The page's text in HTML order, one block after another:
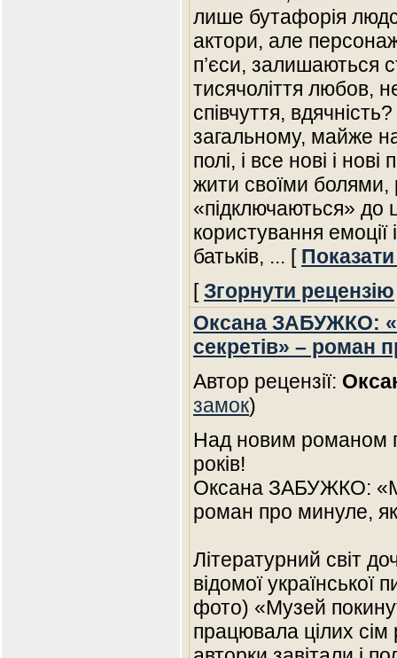
лише бутафорія
актори, але
п’єси, залишаються
тисячоліття любов,
співчуття,
загальному, майже
полі, і все нові і
жити своїми
«підключаються» до
користування
батьків, ... [
[Згорнути рецензію
Оксана ЗАБУЖКО:
секретів» – роман
Автор рецензії:
замок)
Над новим романом
років!
Оксана ЗАБУЖКО:
роман про минуле,
Літературний світ
відомої
фото) «Музей
працювала цілих сім